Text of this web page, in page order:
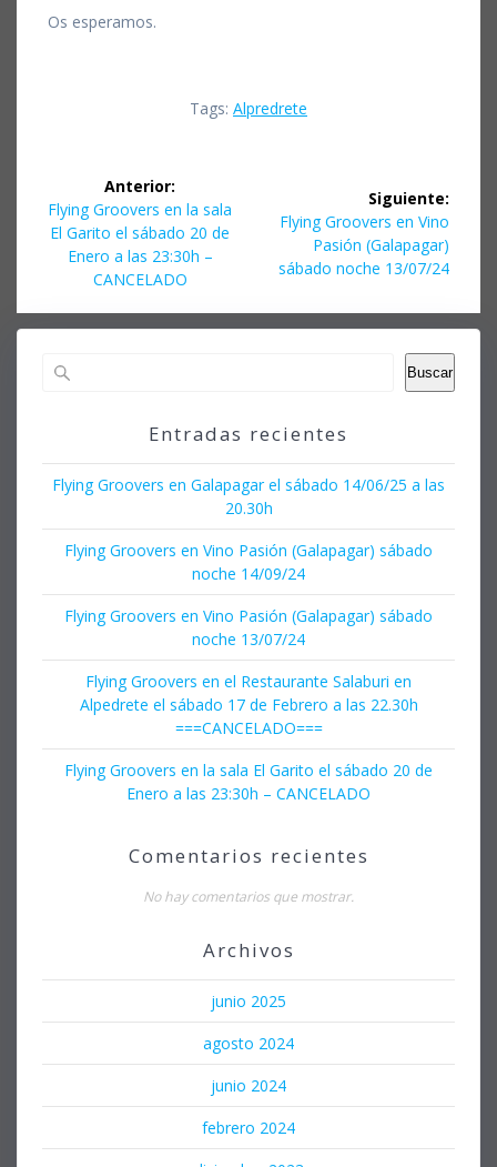
Os esperamos.
Tags: Alpredrete
Navegación
de
entradas
Anterior:
Entrada
anterior:
Flying Groovers en la sala
El Garito el sábado 20 de
Enero a las 23:30h –
CANCELADO
Siguiente:
Siguiente
entrada:
Flying Groovers en Vino
Pasión (Galapagar)
sábado noche 13/07/24
Buscar
Entradas recientes
Flying Groovers en Galapagar el sábado 14/06/25 a las
20.30h
Flying Groovers en Vino Pasión (Galapagar) sábado
noche 14/09/24
Flying Groovers en Vino Pasión (Galapagar) sábado
noche 13/07/24
Flying Groovers en el Restaurante Salaburi en
Alpedrete el sábado 17 de Febrero a las 22.30h
===CANCELADO===
Flying Groovers en la sala El Garito el sábado 20 de
Enero a las 23:30h – CANCELADO
Comentarios recientes
No hay comentarios que mostrar.
Archivos
junio 2025
agosto 2024
junio 2024
febrero 2024